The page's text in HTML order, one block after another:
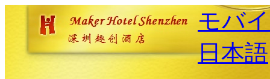
モバ
日本語